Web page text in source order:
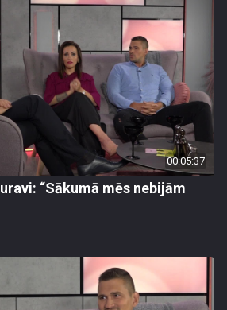
00:05:37
“Sākumā mēs nebijām